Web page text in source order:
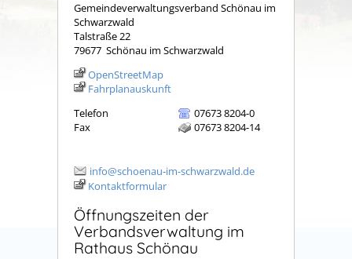
Gemeindeverwaltungsverband Schönau im
Schwarzwald
Talstraße 22
79677 Schönau im Schwarzwald
OpenStreetMap
Fahrplanauskunft
Telefon
07673 8204-0
Fax
07673 8204-14
info@schoenau-im-schwarzwald.de
Kontaktformular
Öffnungszeiten der
Verbandsverwaltung im
Rathaus Schönau